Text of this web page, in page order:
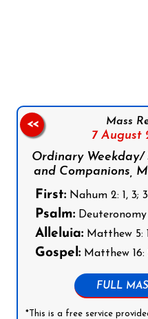
Mass
7 August
Ordinary Weekday/
and Companions,
First: Nahum 2: 1, 3;
Psalm: Deuteronomy
Alleluia: Matthew 5:
Gospel: Matthew 16:
FULL
*This is a free service
<<